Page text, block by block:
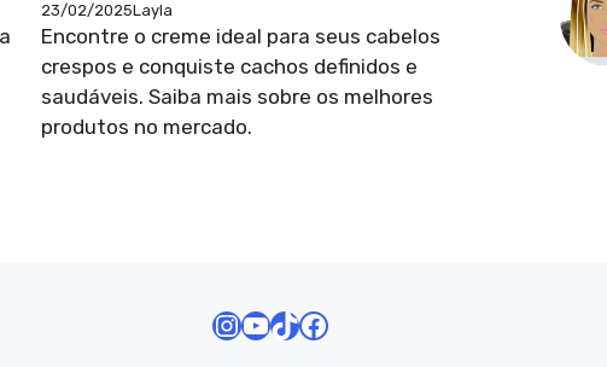
23/02/2025Layla
Encontre o creme ideal para seus cabelos
crespos e conquiste cachos definidos e
saudáveis. Saiba mais sobre os melhores
produtos no mercado.
Instagram
Youtube
TikTok
Facebook